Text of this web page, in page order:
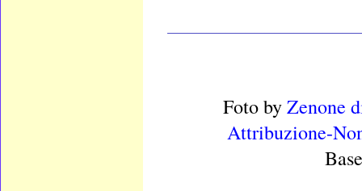
FotobyZenone
Attribuzione-